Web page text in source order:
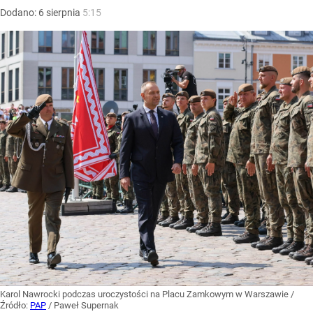
Dodano: 6 sierpnia 5:15
Karol Nawrocki podczas uroczystości na Placu Zamkowym w Warszawie /
Źródło: PAP / Paweł Supernak